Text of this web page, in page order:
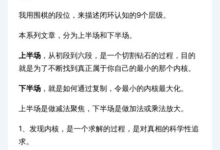
我用围棋的段位，来描述闭环认知的9个层级。
本系列文章，分为上半场和下半场。
上半场 ，从初段到六段，是一个切割钻石的过程，目的
就是为了不断找到真正属于你自己的最小的那个内核。
下半场 ，就是如何通过复制，令最小的内核最大化。
上半场是做减法聚焦，下半场是做加法或乘法放大。
1、发现内核，是一个求解的过程，是对真相的科学性追
求。